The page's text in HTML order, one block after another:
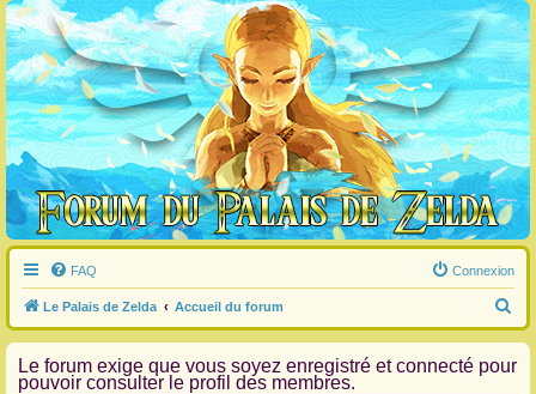
FAQ Connexion
Le Palais de Zelda Accueil du forum
e
c
Le forum exige que vous soyez enregistré et connecté pour
pouvoir consulter le profil des membres.